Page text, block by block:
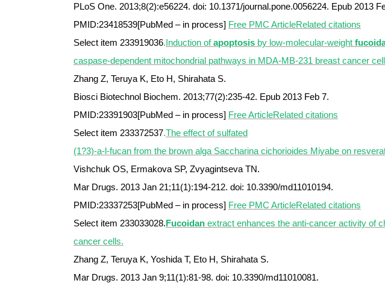
PLoS One. 2013;8(2):e56224. doi: 10.1371/journal.pone.0056224. Epub 2013
PMID:23418539[PubMed – in process] Free PMC ArticleRelated citations
Select item 233919036.Induction ofapoptosis by low-molecular-weight
caspase-dependent mitochondrial pathways in MDA-MB-231 breast cancer
Zhang Z, Teruya K, Eto H, Shirahata S.
Biosci Biotechnol Biochem. 2013;77(2):235-42. Epub 2013 Feb 7.
PMID:23391903[PubMed – in process] Free ArticleRelated citations
Select item 233372537.The effect of sulfated
(1?3)-a-l-fucan from the brown alga Saccharina cichorioides Miyabe on
Vishchuk OS, Ermakova SP, Zvyagintseva TN.
Mar Drugs. 2013 Jan 21;11(1):194-212. doi: 10.3390/md11010194.
PMID:23337253[PubMed – in process] Free PMC ArticleRelated citations
Select item 233033028.Fucoidan extract enhances the anti-cancer activity of
cancer cells.
Zhang Z, Teruya K, Yoshida T, Eto H, Shirahata S.
Mar Drugs. 2013 Jan 9;11(1):81-98. doi: 10.3390/md11010081.